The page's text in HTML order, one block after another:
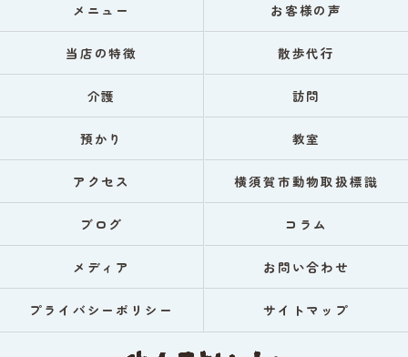
メニュー お客様の声
当店の特徴 散歩代行
介護 訪問
預かり 教室
アクセス 横須賀市動物取扱標識
ブログ コラム
メディア お問い合わせ
プライバシーポリシー サイトマップ